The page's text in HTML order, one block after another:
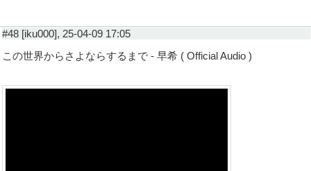
#48 [iku000], 25-04-09 17:05
この世界からさよならするまで - 早希 ( Official Audio )